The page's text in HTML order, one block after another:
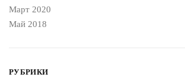
Март 2020
Май 2018
РУБРИКИ